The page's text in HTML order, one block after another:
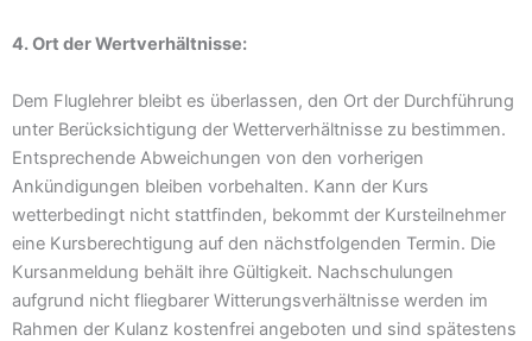
4. Ort der Wertverhältnisse:
Dem Fluglehrer bleibt es überlassen, den Ort der Durchführung
unter Berücksichtigung der Wetterverhältnisse zu bestimmen.
Entsprechende Abweichungen von den vorherigen
Ankündigungen bleiben vorbehalten. Kann der Kurs
wetterbedingt nicht stattfinden, bekommt der Kursteilnehmer
eine Kursberechtigung auf den nächstfolgenden Termin. Die
Kursanmeldung behält ihre Gültigkeit. Nachschulungen
aufgrund nicht fliegbarer Witterungsverhältnisse werden im
Rahmen der Kulanz kostenfrei angeboten und sind spätestens